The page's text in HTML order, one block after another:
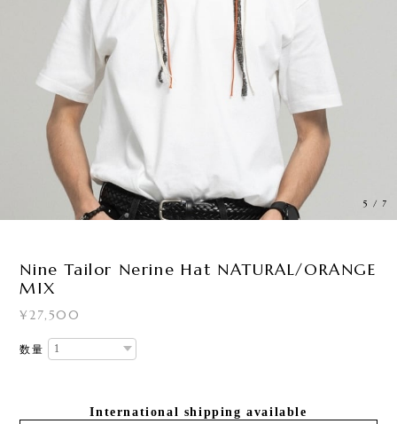
5 / 7
Nine Tailor Nerine Hat NATURAL/ORANGE
MIX
¥27,500
数量
International shipping available